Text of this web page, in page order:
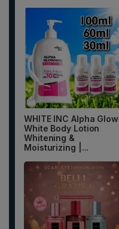
WHITE INC Alpha Glow
White Body Lotion
Whitening &
Moisturizing |...